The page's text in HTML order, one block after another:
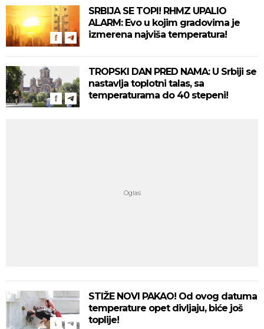
SRBIJA SE TOPI! RHMZ UPALIO
ALARM: Evo u kojim gradovima je
izmerena najviša temperatura!
TROPSKI DAN PRED NAMA: U Srbiji se
nastavlja toplotni talas, sa
temperaturama do 40 stepeni!
STIŽE NOVI PAKAO! Od ovog datuma
temperature opet divljaju, biće još
toplije!